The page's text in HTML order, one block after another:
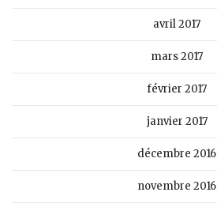
avril 2017
mars 2017
février 2017
janvier 2017
décembre 2016
novembre 2016